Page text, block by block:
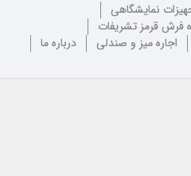
نمایشگاهی
فرش قرمز تشریفات
اجاره میز و صندلی
درباره ما